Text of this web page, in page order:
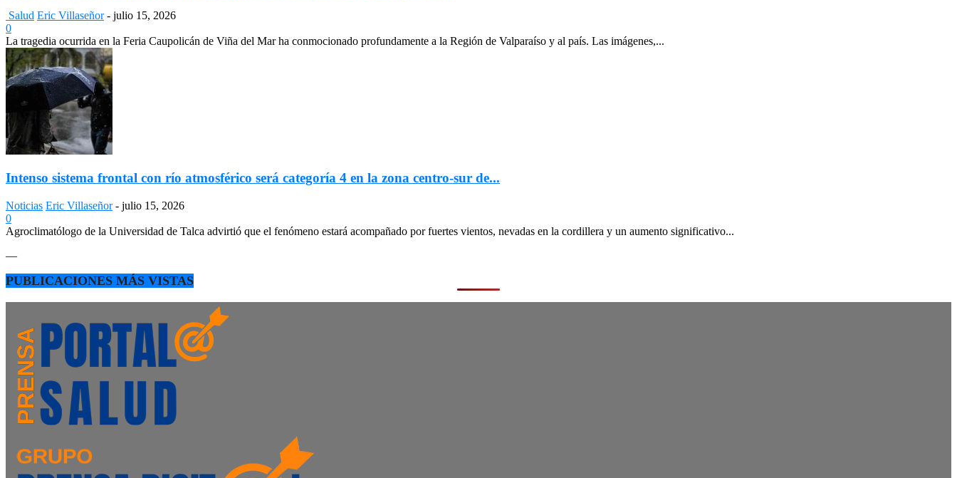
Salud Eric Villaseñor - julio 15, 2026
0
La tragedia ocurrida en la Feria Caupolicán de Viña del Mar ha conmocionado profundamente a la Región de Valparaíso y al país. Las imágenes,...
Intenso sistema frontal con río atmosférico será categoría 4 en la zona centro-sur de...
Noticias Eric Villaseñor - julio 15, 2026
0
Agroclimatólogo de la Universidad de Talca advirtió que el fenómeno estará acompañado por fuertes vientos, nevadas en la cordillera y un aumento significativo...
—
PUBLICACIONES MÁS VISTAS